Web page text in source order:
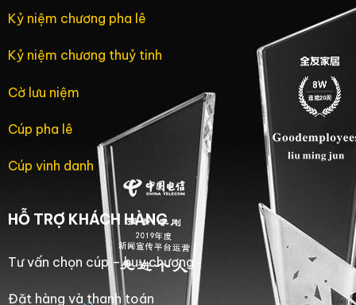
Kỷ niệm chương pha lê
Kỷ niệm chương thuỷ tinh
Cờ lưu niệm
Cúp pha lê
Cúp vinh danh
HỖ TRỢ KHÁCH HÀNG
Tư vấn chọn cúp – huy chương
Đặt hàng và thanh toán